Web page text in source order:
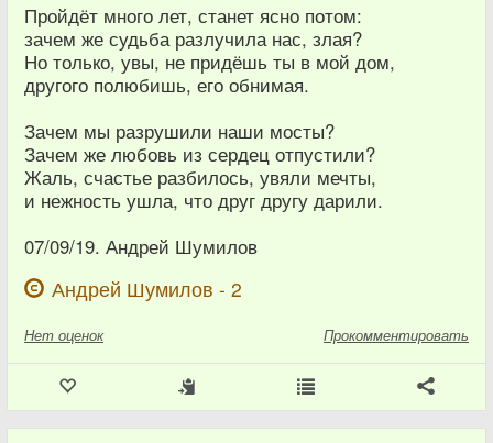
Пройдёт много лет, станет ясно потом:
зачем же судьба разлучила нас, злая?
Но только, увы, не придёшь ты в мой дом,
другого полюбишь, его обнимая.
Зачем мы разрушили наши мосты?
Зачем же любовь из сердец отпустили?
Жаль, счастье разбилось, увяли мечты,
и нежность ушла, что друг другу дарили.
07/09/19. Андрей Шумилов
Андрей Шумилов - 2
Нет оценок Прокомментировать